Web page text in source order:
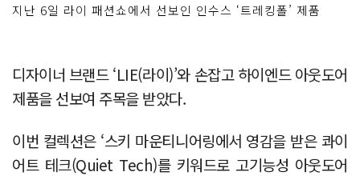
지난 6일 라이 패션쇼에서 선보인 인수스 ‘트레킹폴’ 제품
디자이너 브랜드 ‘LIE(라이)’와 손잡고 하이엔드 아웃도어
제품을 선보여 주목을 받았다.
이번 컬렉션은 ‘스키 마운티니어링에서 영감을 받은 콰이
어트 테크(Quiet Tech)를 키워드로 고기능성 아웃도어